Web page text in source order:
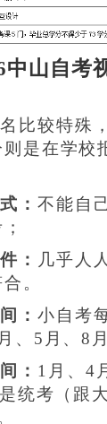
中山自考
比较特殊
是在学校
：不能自
：
几乎人
。
：小自考
、5月、8
： 1月、4
统考（跟